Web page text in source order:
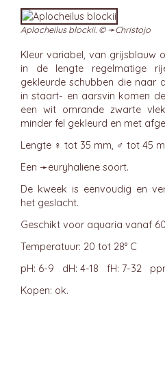
Aplocheilus blockii. © ➛Christojo
Kleur variabel, van grijsblauw
in de lengte regelmatige
gekleurde schubben die naar
in staart- en aarsvin komen
een wit omrande zwarte
minder fel gekleurd en met
Lengte ♀ tot 35 mm, ♂ tot 45
Een ➛euryhaliene soort.
De kweek is eenvoudig en
het geslacht.
Geschikt voor aquaria vanaf
Temperatuur: 20 tot 28° C
pH: 6-9 dH: 4-18 fH: 7-32
Kopen: ok.